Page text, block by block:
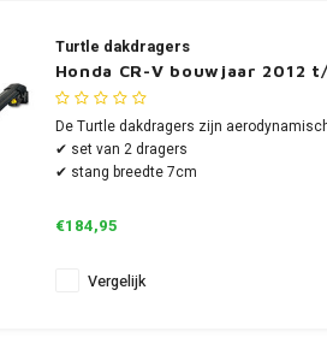
Turtle dakdragers
Honda CR-V bouwjaar
De Turtle dakdragers zijn
✔ set van 2 dragers
✔ stang breedte 7cm
€184,95
Vergelijk